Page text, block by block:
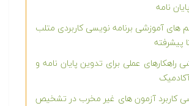
نامه
های آموزشی برنامه نویسی کاربردی متلب
پیشرفته
راهکارهای عملی برای تدوین پایان نامه و
کاربرد آزمون های غیر مخرب در تشخیص